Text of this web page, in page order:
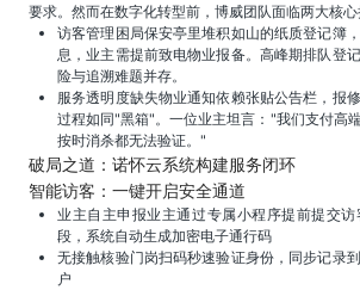
要求。然而在数字化转型前，博威团队面临两大核心
访客管理困局保安亭里堆积如山的纸质登记簿
息，业主需提前致电物业报备。高峰期排队登
险与追溯难题并存。
服务透明度缺失物业通知依赖张贴公告栏，报
过程如同"黑箱"。一位业主坦言："我们支付高
按时消杀都无法验证。"
破局之道：诺怀云系统构建服务闭环
智能访客：一键开启安全通道
业主自主申报业主通过专属小程序提前提交
段，系统自动生成加密电子通行码
无接触核验门岗扫码秒速验证身份，同步记录
户